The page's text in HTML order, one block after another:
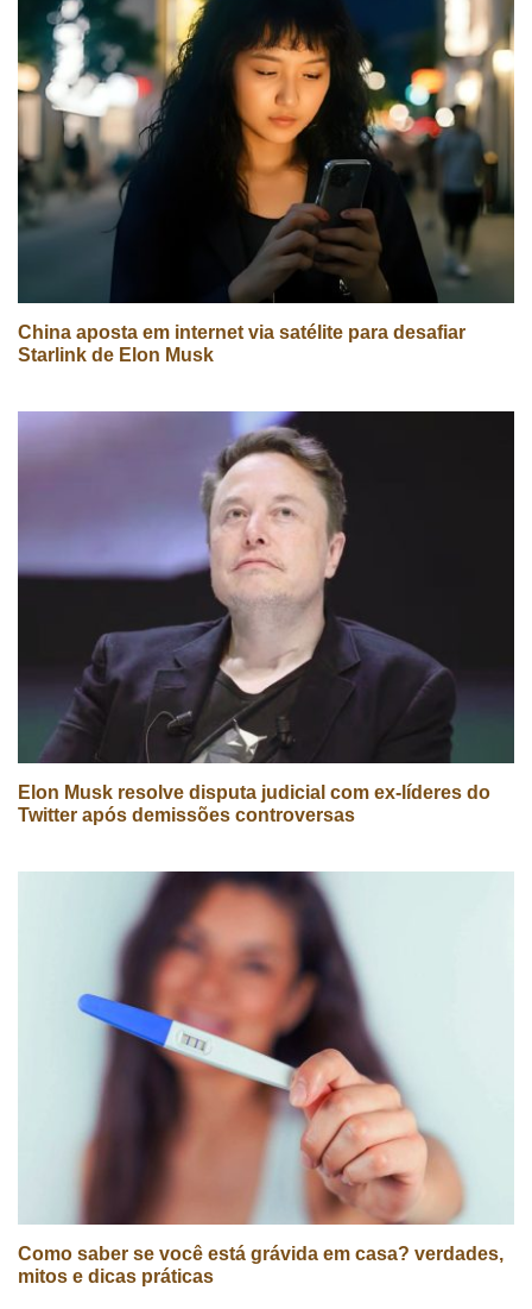
China aposta em internet via satélite para desafiar
Starlink de Elon Musk
Elon Musk resolve disputa judicial com ex-líderes do
Twitter após demissões controversas
Como saber se você está grávida em casa? verdades,
mitos e dicas práticas